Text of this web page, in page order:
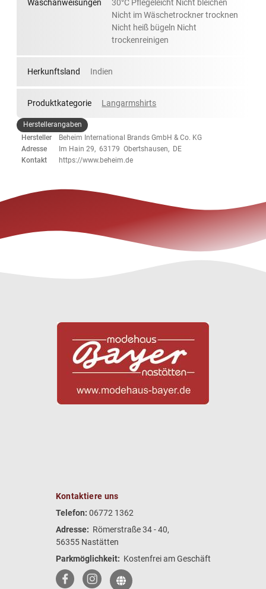
Waschanweisungen
30°C Pflegeleicht Nicht bleichen
Nicht im Wäschetrockner trocknen
Nicht heiß bügeln Nicht
trockenreinigen
Herkunftsland Indien
Produktkategorie Langarmshirts
Herstellerangaben
Hersteller
Beheim International Brands GmbH & Co. KG
Adresse
Im Hain 29, 63179 Obertshausen, DE
Kontakt
https://www.beheim.de
Kontaktiere uns
Telefon: 06772 1362
Adresse: Römerstraße 34 - 40,
56355 Nastätten
Parkmöglichkeit: Kostenfrei am Geschäft